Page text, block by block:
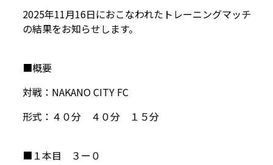
2025年11月16日におこなわれたトレーニングマッチ
の結果をお知らせします。
■概要
対戦：NAKANO CITY FC
形式：４０分 ４０分 １５分
■１本目 ３ー０